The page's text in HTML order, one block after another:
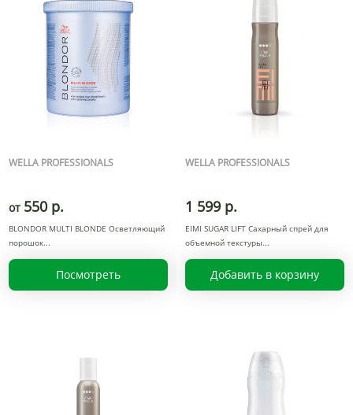
WELLA PROFESSIONALS
от 550 р.
BLONDOR MULTI BLONDE Осветляющий
порошок
Посмотреть
WELLA PROFESSIONALS
1 599 р.
EIMI SUGAR LIFT Сахарный спрей для
объемной текстуры
Добавить в корзину